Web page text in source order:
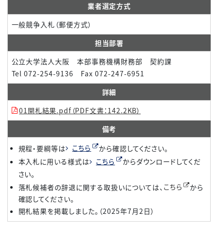
業者選定方式
一般競争入札（郵便方式）
担当部署
公立大学法人大阪 本部事務機構財務部 契約課
Tel 072-254-9136 Fax 072-247-6951
詳細
01開札結果.pdf（PDF文書：142.2KB）
備考
規程・要綱等は
こちら
から確認してください。
本入札に用いる様式は
こちら
からダウンロードしてくだ
さい。
落札候補者の辞退に関する取扱いについては、 こちら
から
確認してください。
開札結果を掲載しました。（2025年7月2日）